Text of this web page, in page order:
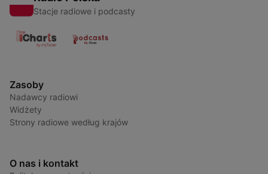
Stacje radiowe i podcasty
Zasoby
Nadawcy radiowi
Widżety
Strony radiowe według krajów
O nas i kontakt